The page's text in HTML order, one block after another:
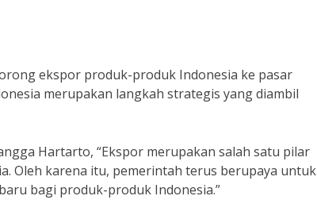
ekspor produk-produk Indonesia ke pasar
merupakan langkah strategis yang diambil
Hartarto, “Ekspor merupakan salah satu pilar
Oleh karena itu, pemerintah terus berupaya untuk
bagi produk-produk Indonesia.”